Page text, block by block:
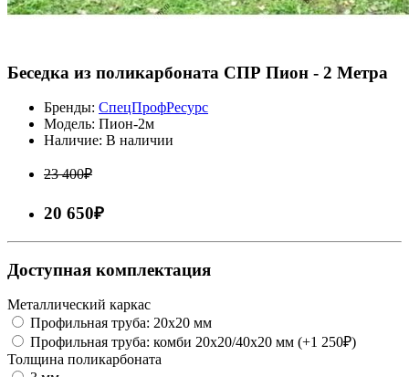
Беседка из поликарбоната СПР Пион - 2 Метра
Бренды: СпецПрофРесурс
Модель: Пион-2м
Наличие: В наличии
23 400₽
20 650₽
Доступная комплектация
Металлический каркас
Профильная труба: 20x20 мм
Профильная труба: комби 20х20/40х20 мм (+1 250₽)
Толщина поликарбоната